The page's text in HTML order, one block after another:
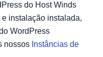
consigo mais entrar no
do Host Winds
instalação instalada,
WordPress
nossos Instâncias de